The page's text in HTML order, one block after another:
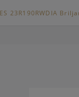
23R190RWDIA